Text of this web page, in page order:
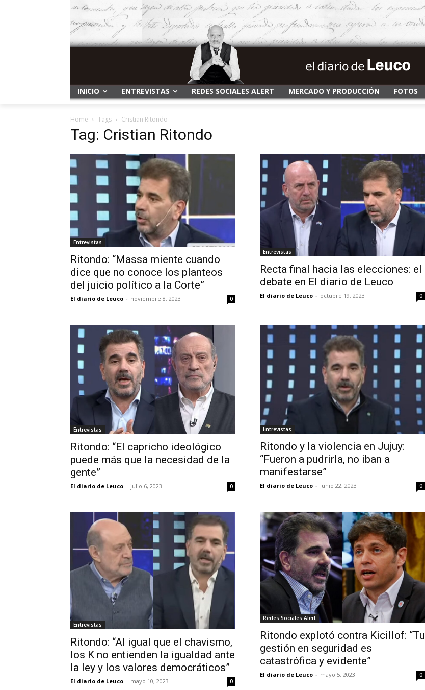
INICIO ENTREVISTAS REDES SOCIALES ALERT MERCADO Y PRODUCCIÓN FOTOS
Home Tags Cristian Ritondo
Tag: Cristian Ritondo
Entrevistas
Ritondo: “Massa miente cuando
dice que no conoce los planteos
del juicio político a la Corte”
El diario de Leuco - noviembre 8, 2023 0
Entrevistas
Recta final hacia las elecciones: el
debate en El diario de Leuco
El diario de Leuco - octubre 19, 2023 0
Entrevistas
Ritondo: “El capricho ideológico
puede más que la necesidad de la
gente”
El diario de Leuco - julio 6, 2023 0
Entrevistas
Ritondo y la violencia en Jujuy:
“Fueron a pudrirla, no iban a
manifestarse”
El diario de Leuco - junio 22, 2023 0
Entrevistas
Ritondo: “Al igual que el chavismo,
los K no entienden la igualdad ante
la ley y los valores democráticos”
El diario de Leuco - mayo 10, 2023 0
Redes Sociales Alert
Ritondo explotó contra Kicillof: “Tu
gestión en seguridad es
catastrófica y evidente”
El diario de Leuco - mayo 5, 2023 0